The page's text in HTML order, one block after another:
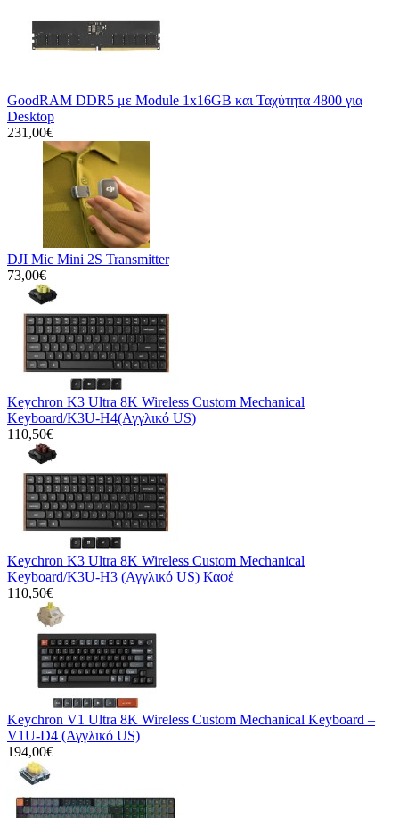
GoodRAM DDR5 με Module 1x16GB και Ταχύτητα 4800 για
Desktop
231,00€
DJI Mic Mini 2S Transmitter
73,00€
Keychron K3 Ultra 8K Wireless Custom Mechanical
Keyboard/K3U-H4(Αγγλικό US)
110,50€
Keychron K3 Ultra 8K Wireless Custom Mechanical
Keyboard/K3U-H3 (Αγγλικό US) Καφέ
110,50€
Keychron V1 Ultra 8K Wireless Custom Mechanical Keyboard –
V1U-D4 (Αγγλικό US)
194,00€